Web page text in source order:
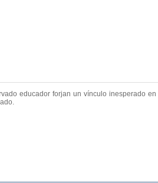
educador forjan un vínculo inesperado